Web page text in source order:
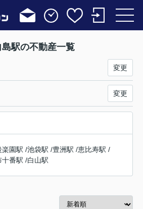
駅の不動産一覧
変更
変更
楽園駅 /池袋駅 /豊洲駅 /恵比寿駅 /
十番駅 /白山駅